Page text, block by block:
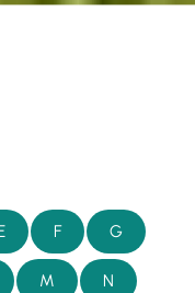
F G
M N